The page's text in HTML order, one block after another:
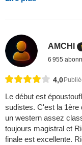
AMCHI
6 955
4,0
Le début est
sudistes. C'est la 1ère
un western assez
toujours magistral et
finale est excellente.